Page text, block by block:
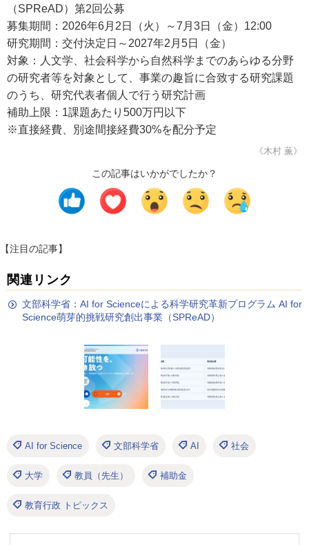
（SPReAD）第2回公募
募集期間：2026年6月2日（火）～7月3日（金）12:00
研究期間：交付決定日～2027年2月5日（金）
対象：人文学、社会科学から自然科学までのあらゆる分野
の研究者等を対象として、事業の趣旨に合致する研究課題
のうち、研究代表者個人で行う研究計画
補助上限：1課題あたり500万円以下
※直接経費、別途間接経費30%を配分予定
《木村 薫》
この記事はいかがでしたか？
【注目の記事】
関連リンク
文部科学省：AI for Scienceによる科学研究革新プログラム AI for
Science萌芽的挑戦研究創出事業（SPReAD）
AI for Science 文部科学省 AI 社会
大学 教員（先生） 補助金
教育行政 トピックス